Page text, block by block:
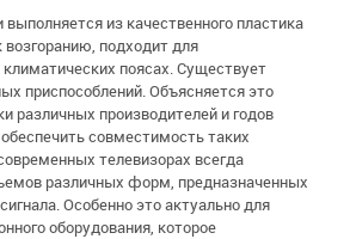
из качественного пластика
возгоранию, подходит для
поясах. Существует
приспособлений. Объясняется это
различных производителей и годов
совместимость таких
телевизорах всегда
различных форм, предназначенных
Особенно это актуально для
оборудования, которое